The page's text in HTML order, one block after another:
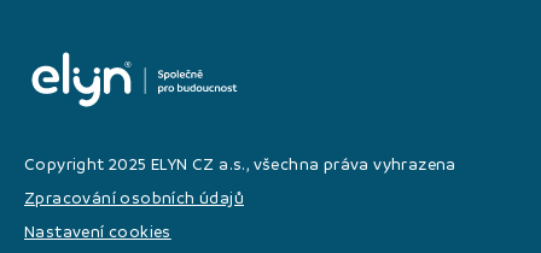
Copyright 2025 ELYN CZ a.s., všechna práva vyhrazena
Zpracování osobních údajů
Nastavení cookies